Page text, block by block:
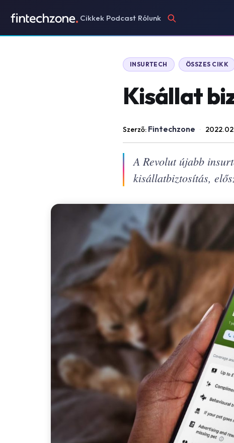
Cikkek Podcast Rólunk
INSURTECH ÖSSZES CIKK
Kisállat
Szerző: Fintechzone ·
A Revolut újabb
kisállatbiztosítás,